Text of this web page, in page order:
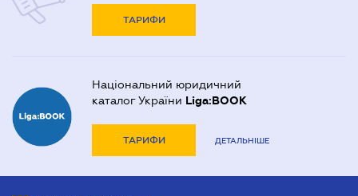
ТАРИФИ
Національний юридичний
каталог України Liga:BOOK
ТАРИФИ ДЕТАЛЬНІШЕ